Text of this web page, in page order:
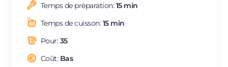
BR
NL
Temps de préparation:15 min
Temps de cuisson:15 min
Pour:35
Coût: Bas